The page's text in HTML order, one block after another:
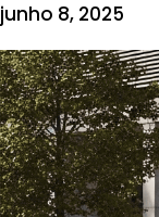
junho 8, 2025